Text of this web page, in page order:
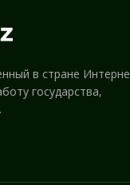
в стране
государства,